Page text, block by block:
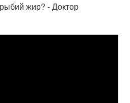
жир? - Доктор